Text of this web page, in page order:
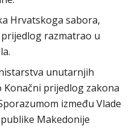
Hrvatskoga sabora,
razmatrao u
unutarnjih
prijedlog zakona
između Vlade
Makedonije